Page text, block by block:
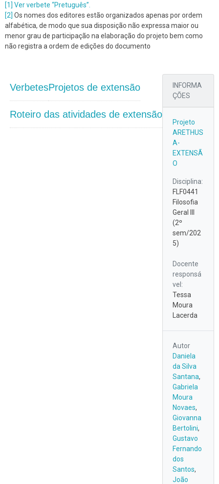
[1] Ver verbete “Pretuguês”.
[2] Os nomes dos editores estão organizados apenas por ordem
alfabética, de modo que sua disposição não expressa maior ou
menor grau de participação na elaboração do projeto bem como
não registra a ordem de edições do documento
EXTENSÃO
VerbetesProjetos de extensão
Roteiro das atividades de extensão
INFORMA
ÇÕES
Projeto
ARETHUS
A-
EXTENSÃ
O
Disciplina:
FLF0441
Filosofia
Geral III
(2º
sem/202
5)
Docente
responsá
vel:
Tessa
Moura
Lacerda
Autor
Daniela
da Silva
Santana,
Gabriela
Moura
Novaes,
Giovanna
Bertolini,
Gustavo
Fernando
dos
Santos,
João